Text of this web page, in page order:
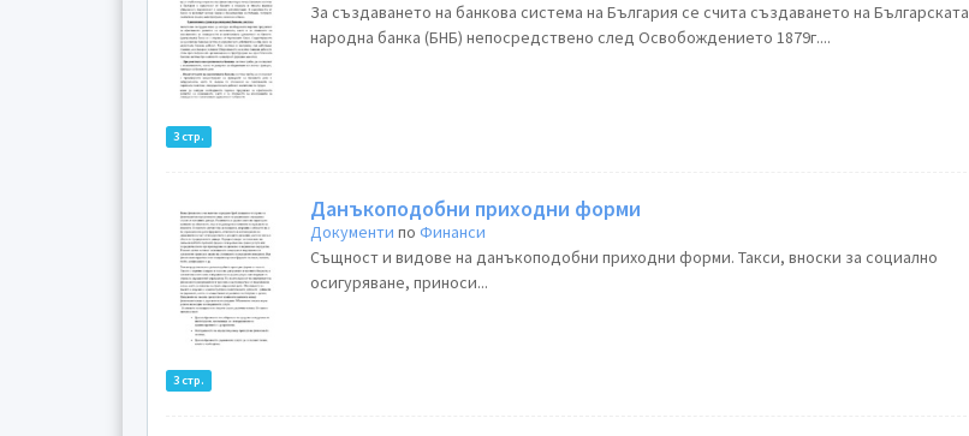
3 стр.
За създаването на банкова система на България се счита създаването на Българската
народна банка (БНБ) непосредствено след Освобождението 1879г....
3 стр.
Данъкоподобни приходни форми
Документи поФинанси
Същност и видове на данъкоподобни приходни форми. Такси, вноски за социално
осигуряване, приноси...